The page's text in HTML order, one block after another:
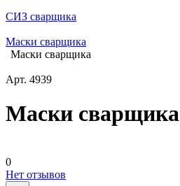
СИЗ сварщика
Маски сварщика
Маски сварщика
Арт. 4939
Маски сварщика
0
Нет отзывов